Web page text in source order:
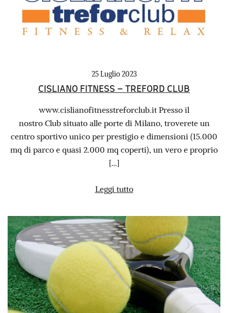
25 Luglio 2023
CISLIANO FITNESS – TREFORD CLUB
www.cislianofitnesstreforclub.it Presso il
nostro Club situato alle porte di Milano, troverete un
centro sportivo unico per prestigio e dimensioni (15.000
mq di parco e quasi 2.000 mq coperti), un vero e proprio
[…]
Leggi tutto